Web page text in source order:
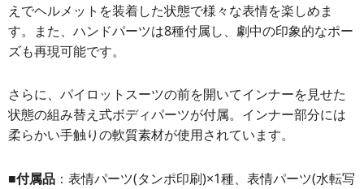
えでヘルメットを装着した状態で様々な表情を楽しめま
す。また、ハンドパーツは8種付属し、劇中の印象的なポー
ズも再現可能です。
さらに、パイロットスーツの前を開いてインナーを見せた
状態の組み替え式ボディパーツが付属。インナー部分には
柔らかい手触りの軟質素材が使用されています。
■付属品 ：表情パーツ(タンポ印刷)×1種、表情パーツ(水転写